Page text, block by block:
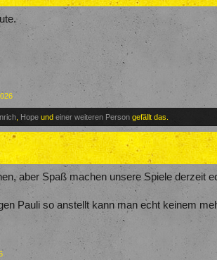
Hope undeiner weiteren Person gefällt das.
aber Spaß machen unsere Spiele derzeit
Pauli so anstellt kann man echt keinem